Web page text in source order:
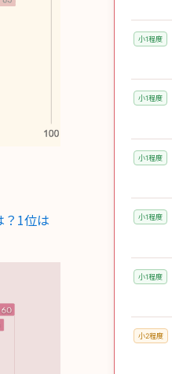
？1位は
小1程度
小1程度
小1程度
小1程度
小1程度
小2程度